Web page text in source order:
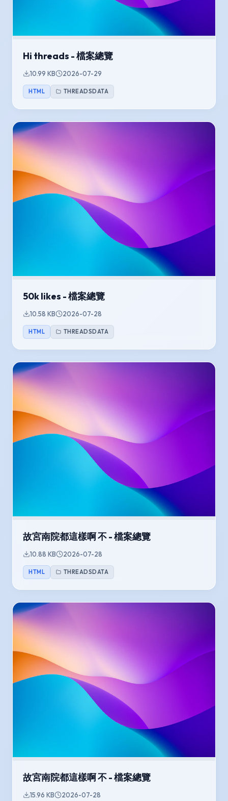
Hi threads - 檔案總覽
10.99 KB 2026-07-29
HTML THREADSDATA
50k likes - 檔案總覽
10.58 KB 2026-07-28
HTML THREADSDATA
故宮南院都這樣啊 不 - 檔案總覽
10.88 KB 2026-07-28
HTML THREADSDATA
故宮南院都這樣啊 不 - 檔案總覽
15.96 KB 2026-07-28